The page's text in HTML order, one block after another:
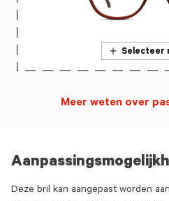
Deze bril kan aangepast worden
Selecteer
Meer weten over